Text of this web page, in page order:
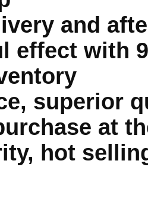
and
effect with
superior
at
hot